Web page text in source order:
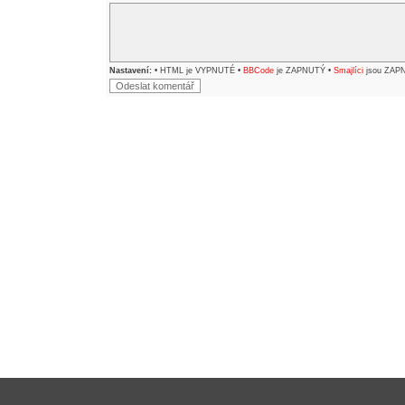
Nastavení: • HTML je VYPNUTÉ • BBCode je ZAPNUTÝ • Smajlíci jsou